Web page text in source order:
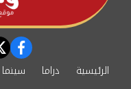
الرئيسية دراما سينما